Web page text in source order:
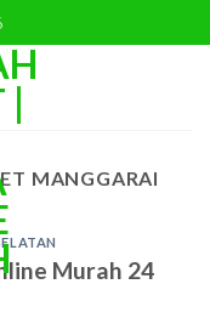
MANGGARAI
Murah 24